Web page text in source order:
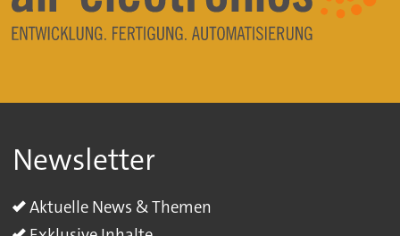
Newsletter
Aktuelle News & Themen